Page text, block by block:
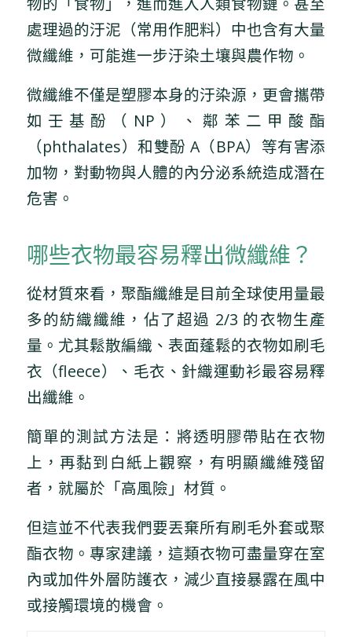
處理過的汙泥（常用作肥料）中也含有大量
微纖維，可能進一步汙染土壤與農作物。
微纖維不僅是塑膠本身的汙染源，更會攜帶
如壬基酚（NP）、鄰苯二甲酸酯
（phthalates）和雙酚 A（BPA）等有害添
加物，對動物與人體的內分泌系統造成潛在
危害。
哪些衣物最容易釋出微纖維？
從材質來看，聚酯纖維是目前全球使用量最
多的紡織纖維，佔了超過 2/3 的衣物生產
量。尤其鬆散編織、表面蓬鬆的衣物如刷毛
衣（fleece）、毛衣、針織運動衫最容易釋
出纖維。
簡單的測試方法是：將透明膠帶貼在衣物
上，再黏到白紙上觀察，有明顯纖維殘留
者，就屬於「高風險」材質。
但這並不代表我們要丟棄所有刷毛外套或聚
酯衣物。專家建議，這類衣物可盡量穿在室
內或加件外層防護衣，減少直接暴露在風中
或接觸環境的機會。